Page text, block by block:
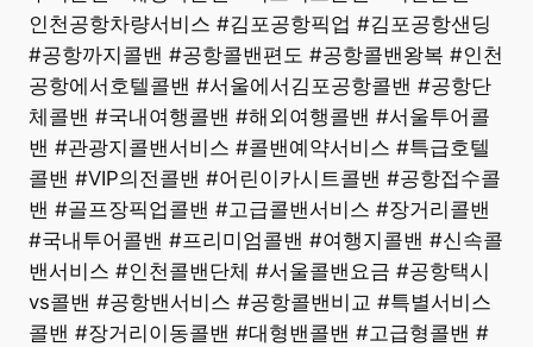
인천공항차량서비스 #김포공항픽업 #김포공항샌딩
#공항까지콜밴 #공항콜밴편도 #공항콜밴왕복 #인천
공항에서호텔콜밴 #서울에서김포공항콜밴 #공항단
체콜밴 #국내여행콜밴 #해외여행콜밴 #서울투어콜
밴 #관광지콜밴서비스 #콜밴예약서비스 #특급호텔
콜밴 #VIP의전콜밴 #어린이카시트콜밴 #공항접수콜
밴 #골프장픽업콜밴 #고급콜밴서비스 #장거리콜밴
#국내투어콜밴 #프리미엄콜밴 #여행지콜밴 #신속콜
밴서비스 #인천콜밴단체 #서울콜밴요금 #공항택시
vs콜밴 #공항밴서비스 #공항콜밴비교 #특별서비스
콜밴 #장거리이동콜밴 #대형밴콜밴 #고급형콜밴 #